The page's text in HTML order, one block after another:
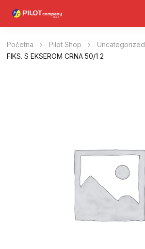
Početna Pilot Shop Uncategorized
FIKS. S EKSEROM CRNA 50/1 2